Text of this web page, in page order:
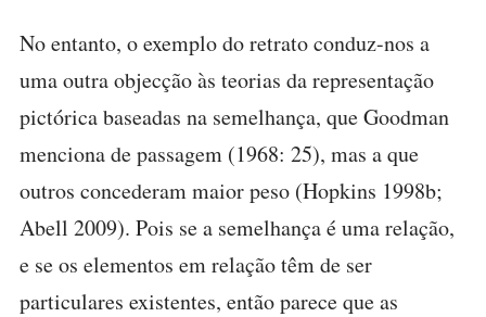
No entanto, o exemplo do retrato conduz-nos a
uma outra objecção às teorias da representação
pictórica baseadas na semelhança, que Goodman
menciona de passagem (1968: 25), mas a que
outros concederam maior peso (Hopkins 1998b;
Abell 2009). Pois se a semelhança é uma relação,
e se os elementos em relação têm de ser
particulares existentes, então parece que as